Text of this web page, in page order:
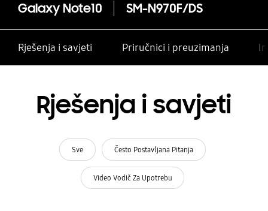
Galaxy Note10 SM-N970F/DS
Rješenja i savjeti Priručnici i preuzimanja
Rješenja i savjeti
Sve Često Postavljana Pitanja
Video Vodič Za Upotrebu